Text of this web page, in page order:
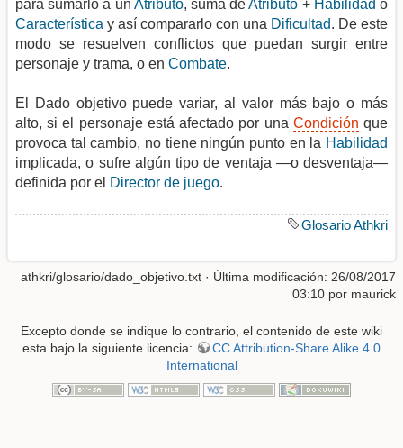
para sumarlo a un Atributo, suma deAtributo + Habilidad o
Característica y así compararlo con una Dificultad. De este
modo se resuelven conflictos que puedan surgir entre
personaje y trama, o en Combate.
El Dado objetivo puede variar, al valor más bajo o más
alto, si el personaje está afectado por una Condición que
provoca tal cambio, no tiene ningún punto en la Habilidad
implicada, o sufre algún tipo de ventaja —o desventaja—
definida por el Director de juego.
Glosario Athkri
athkri/glosario/dado_objetivo.txt · Última modificación: 26/08/2017
03:10 por maurick
Excepto donde se indique lo contrario, el contenido de este wiki
esta bajo la siguiente licencia:
CC Attribution-Share Alike 4.0
International